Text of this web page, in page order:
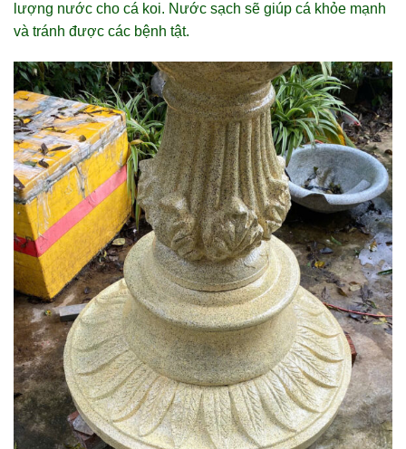
lượng nước cho cá koi. Nước sạch sẽ giúp cá khỏe mạnh
và tránh được các bệnh tật.